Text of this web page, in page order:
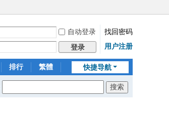
自动登录
找回密码
登录 用户注册
快捷导航
排行 繁體